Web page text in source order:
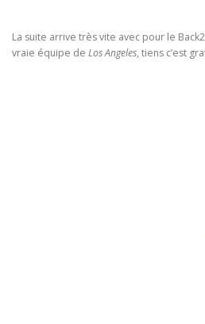
La suite arrive très vite avec pour le
vraie équipe de Los Angeles, tiens c’est